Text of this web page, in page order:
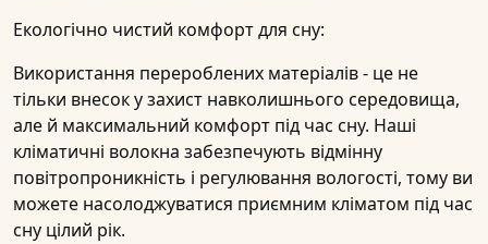
Екологічно чистий комфорт для сну:
Використання перероблених матеріалів - це не
тільки внесок у захист навколишнього середовища,
але й максимальний комфорт під час сну. Наші
кліматичні волокна забезпечують відмінну
повітропроникність і регулювання вологості, тому ви
можете насолоджуватися приємним кліматом під час
сну цілий рік.